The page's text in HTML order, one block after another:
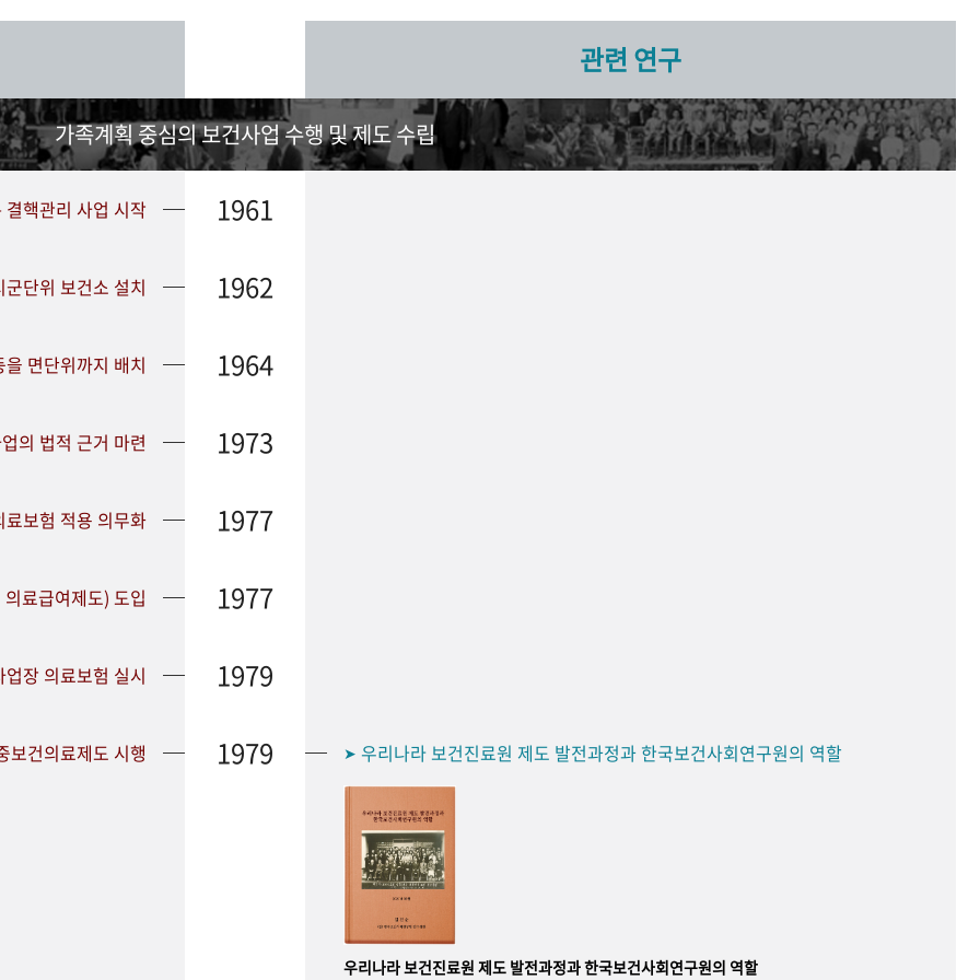
관련 연구
가족계획 중심의 보건사업 수행 및 제도 수립
핵관리 사업 시작 1961
단위 보건소 설치 1962
면단위까지 배치 1964
의 법적 근거 마련 1973
보험 적용 의무화 1977
료급여제도) 도입 1977
장 의료보험 실시 1979
보건의료제도 시행 1979 ➤ 우리나라 보건진료원 제도 발전과정과 한국보건사회연구원의 역할
우리나라 보건진료원 제도 발전과정과 한국보건사회연구원의 역할